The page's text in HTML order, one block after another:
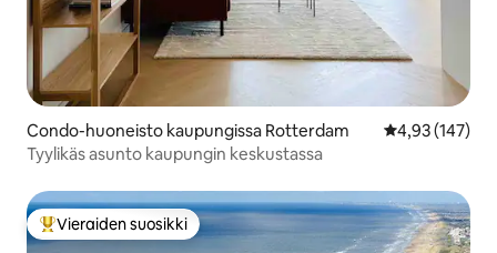
Condo-huoneisto kaupungissa Rotterdam
4,93 (147)
Tyylikäs asunto kaupungin keskustassa
Vieraiden suosikkien parhaimmistoa
Vieraiden suosikki